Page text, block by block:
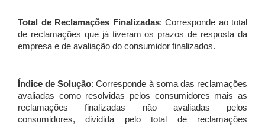
Total de Reclamações Finalizadas: Corresponde ao total
de reclamações que já tiveram os prazos de resposta da
empresa e de avaliação do consumidor finalizados.
Índice de Solução: Corresponde à soma das reclamações
avaliadas como resolvidas pelos consumidores mais as
reclamações finalizadas não avaliadas pelos
consumidores, dividida pelo total de reclamações